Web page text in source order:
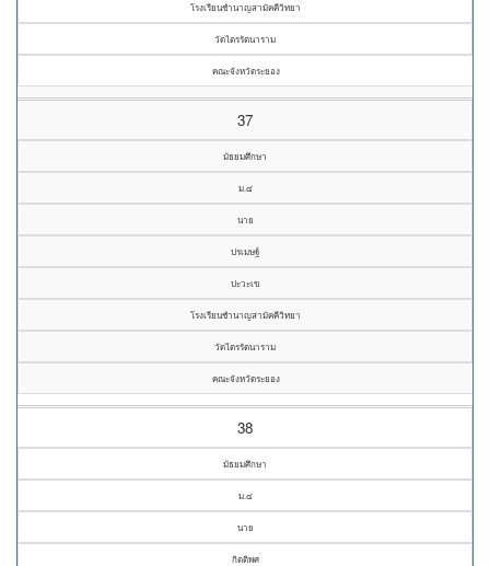
โรงเรียนชำนาญสามัคคีวิทยา
วัดไตรรัตนาราม
คณะจังหวัดระยอง
37
มัธยมศึกษา
ม.๔
นาย
ปรเมษฐ์
ปะวะเข
โรงเรียนชำนาญสามัคคีวิทยา
วัดไตรรัตนาราม
คณะจังหวัดระยอง
38
มัธยมศึกษา
ม.๔
นาย
กิตติพศ